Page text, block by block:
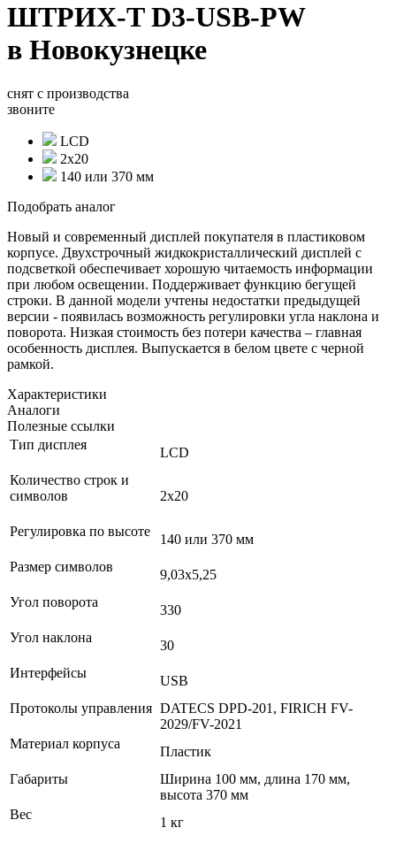
ШТРИХ-T D3-USB-PW
в Новокузнецке
снят с производства
звоните
LCD
2х20
140 или 370 мм
Подобрать аналог
Новый и современный дисплей покупателя в пластиковом
корпусе. Двухстрочный жидкокристаллический дисплей с
подсветкой обеспечивает хорошую читаемость информации
при любом освещении. Поддерживает функцию бегущей
строки. В данной модели учтены недостатки предыдущей
версии - появилась возможность регулировки угла наклона и
поворота. Низкая стоимость без потери качества – главная
особенность дисплея. Выпускается в белом цвете с черной
рамкой.
Характеристики
Аналоги
Полезные ссылки
Тип дисплея
LCD
Количество строк и
символов
2х20
Регулировка по высоте
140 или 370 мм
Размер символов
9,03х5,25
Угол поворота
330
Угол наклона
30
Интерфейсы
USB
Протоколы управления DATECS DPD-201, FIRICH FV-
2029/FV-2021
Материал корпуса
Пластик
Габариты
Ширина 100 мм, длина 170 мм,
высота 370 мм
Вес
1 кг